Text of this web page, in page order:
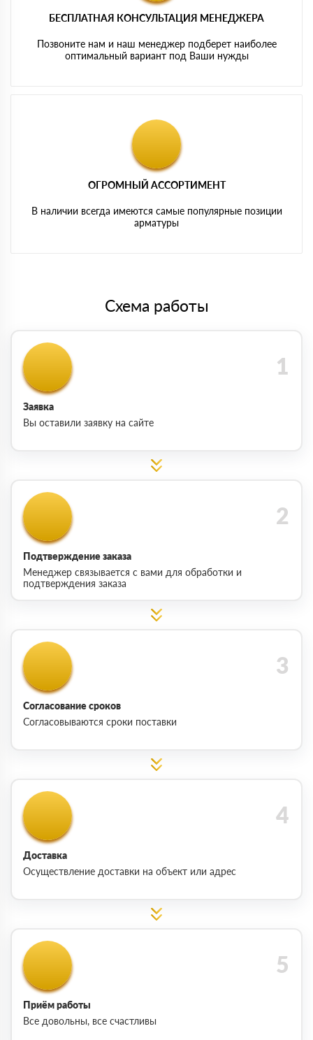
БЕСПЛАТНАЯ КОНСУЛЬТАЦИЯ МЕНЕДЖЕРА
Позвоните нам и наш менеджер подберет наиболее
оптимальный вариант под Ваши нужды
ОГРОМНЫЙ АССОРТИМЕНТ
В наличии всегда имеются самые популярные позиции
арматуры
Схема работы
Заявка
Вы оставили заявку на сайте
Подтверждение заказа
Менеджер связывается с вами для обработки и
подтверждения заказа
Согласование сроков
Согласовываются сроки поставки
Доставка
Осуществление доставки на объект или адрес
Приём работы
Все довольны, все счастливы